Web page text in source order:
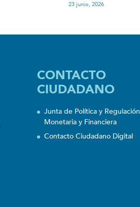
23 junio, 2026
CONTACTO
CIUDADANO
Junta de Política y Regulación
Monetaria y Financiera
Contacto Ciudadano Digital